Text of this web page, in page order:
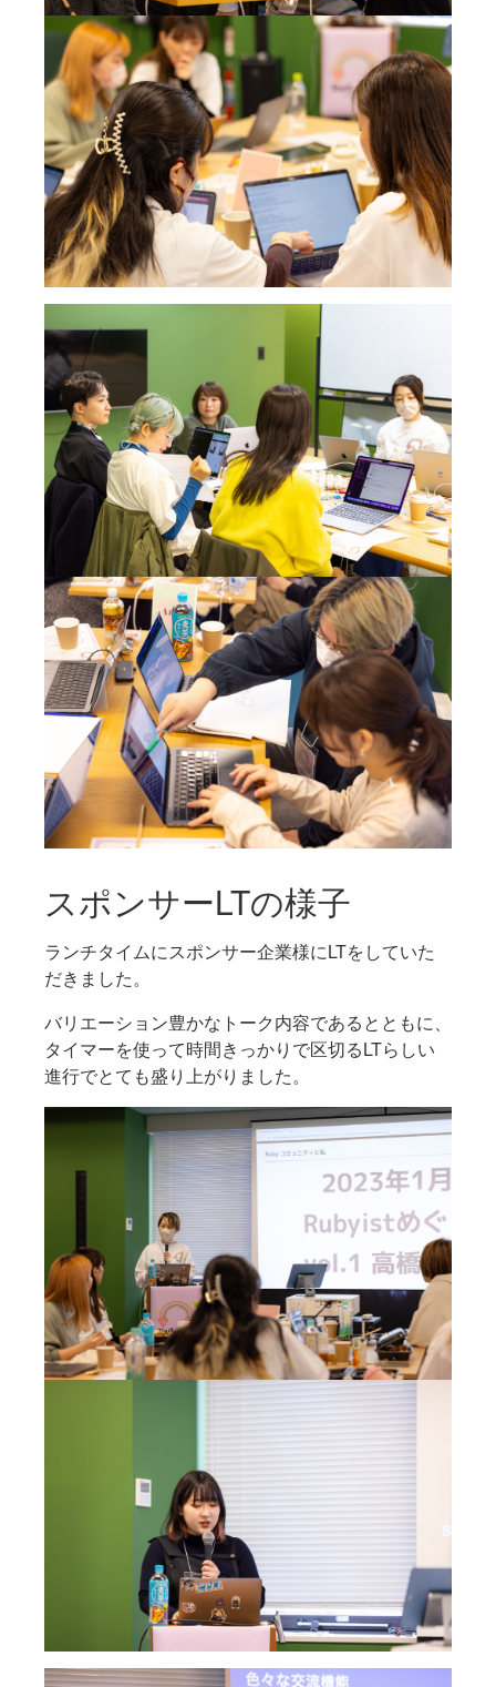
スポンサーLTの様子
ランチタイムにスポンサー企業様にLTをしていた
だきました。
バリエーション豊かなトーク内容であるとともに、
タイマーを使って時間きっかりで区切るLTらしい
進行でとても盛り上がりました。